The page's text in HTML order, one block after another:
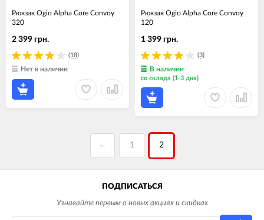
Рюкзак Ogio Alpha Core Convoy
320
(18)
2 399 грн.
Нет в наличии
Рюкзак Ogio Alpha Core Convoy
120
(3)
1 399 грн.
В наличии
со склада (1-3 дня)
← 1 2
ПОДПИСАТЬСЯ
Узнавайте первым о новых акциях и скидках